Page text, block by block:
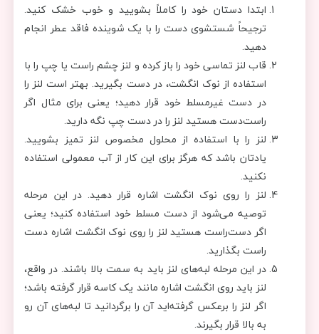
ابتدا دستان خود را کاملاً بشویید و خوب خشک کنید.
ترجیحاً شستشوی دست را با یک شوینده فاقد عطر انجام
دهید.
قاب لنز تماسی خود را باز کرده و لنز چشم راست یا چپ را با
استفاده از نوک انگشت، در دست بگیرید. بهتر است لنز را
در دست غیرمسلط خود قرار دهید؛ یعنی برای مثال اگر
راست‌دست هستید لنز را در دست چپ نگه دارید.
لنز را با استفاده از محلول مخصوص لنز تمیز بشویید.
یادتان باشد که هرگز برای این کار از آب معمولی استفاده
نکنید.
لنز را روی نوک انگشت اشاره قرار دهید. در این مرحله
توصیه می‌شود از دست مسلط خود استفاده کنید؛ یعنی
اگر دست‌راست هستید لنز را روی نوک انگشت اشاره دست
راست بگذارید.
در این مرحله لبه‌های لنز باید به سمت بالا باشند. در واقع،
لنز باید روی انگشت اشاره مانند یک کاسه قرار گرفته باشد؛
اگر لنز را برعکس گرفته‌اید آن را برگردانید تا لبه‌های آن رو
به بالا قرار بگیرند.